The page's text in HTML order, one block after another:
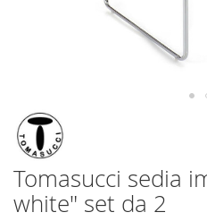
Vai
all'inizio
della
galleria
di
immagini
Tomasucci sedia
white" set da 2